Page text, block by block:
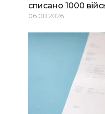
списано 1000
06.08.2026